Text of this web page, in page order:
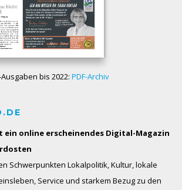
bis 2022: PDF-Archiv
ein online erscheinendes Digital-Magazin
Schwerpunkten Lokalpolitik, Kultur, lokale
Service und starkem Bezug zu den